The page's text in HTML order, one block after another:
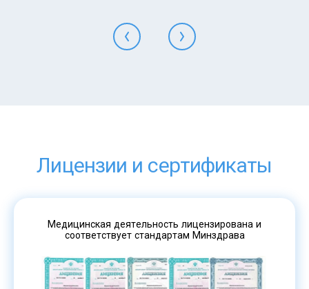
Лицензии и сертификаты
Медицинская деятельность лицензирована и
соответствует стандартам Минздрава